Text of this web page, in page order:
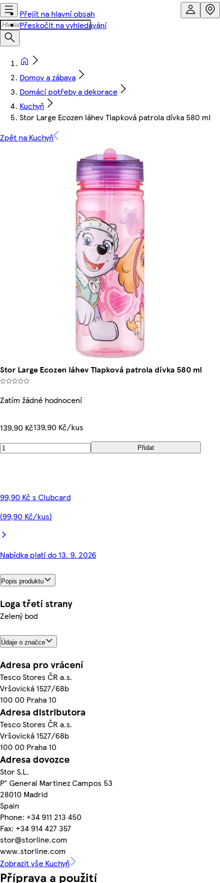
Přejít na hlavní obsah
Přeskočit na vyhledávání
Domov a zábava
Domácí potřeby a dekorace
Kuchyň
Stor Large Ecozen láhev Tlapková patrola dívka 580 ml
Zpět na Kuchyň
Stor Large Ecozen láhev Tlapková patrola dívka 580 ml
Zatím žádné hodnocení
139,90 Kč139,90 Kč/kus
Přidat
99,90 Kč s Clubcard
(99,90 Kč/kus)
Nabídka platí do 13. 9. 2026
Popis produktu
Loga třetí strany
Zelený bod
Údaje o značce
Adresa pro vrácení
Tesco Stores ČR a.s.
Vršovická 1527/68b
100 00 Praha 10
Adresa distributora
Tesco Stores ČR a.s.
Vršovická 1527/68b
100 00 Praha 10
Adresa dovozce
Stor S.L.
P° General Martinez Campos 53
28010 Madrid
Spain
Phone: +34 911 213 450
Fax: +34 914 427 357
stor@storline.com
www.storline.com
Zobrazit vše Kuchyň
Příprava a použití